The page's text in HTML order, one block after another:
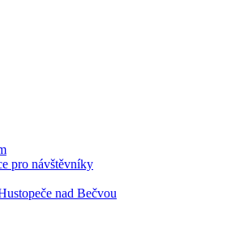
pro návštěvníky
nad Bečvou